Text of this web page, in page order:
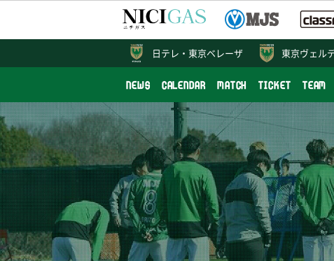
東京ヴェル
NEWS CALENDAR MATCH TICKET TEAM
日テレ・ 東京ベレーザ